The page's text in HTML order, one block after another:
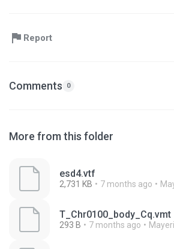
Report
Comments 0
More from this folder
esd4.vtf
2,731 KB 7 months ago
T_Chr0100_body_Cq.vmt
293 B 7 months ago